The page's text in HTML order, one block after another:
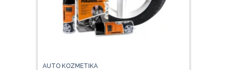
AUTO KOZMETIKA